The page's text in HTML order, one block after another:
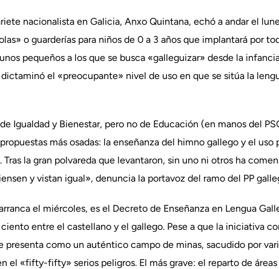
nacionalista en Galicia, Anxo Quintana, echó a andar el
o guarderías para niños de 0 a 3 años que implantará por
pequeños a los que se busca «galleguizar» desde la
el «preocupante» nivel de uso en que se sitúa la
Igualdad y Bienestar, pero no de Educación (en manos del
más osadas: la enseñanza del himno gallego y el uso
la gran polvareda que levantaron, sin uno ni otros ha
y vistan igual», denuncia la portavoz del ramo del PP
el miércoles, es el Decreto de Enseñanza en Lengua
entre el castellano y el gallego. Pese a que la iniciativa
presenta como un auténtico campo de minas, sacudido por
el «fifty-fifty» serios peligros. El más grave: el reparto de